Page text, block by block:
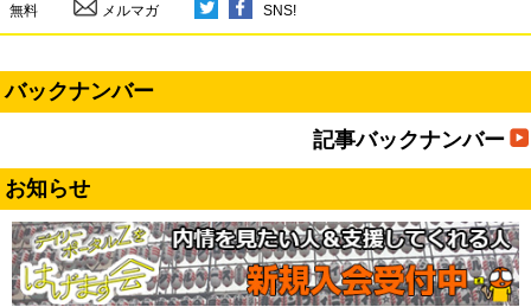
無料 メルマガ SNS!
バックナンバー
記事バックナンバー
お知らせ